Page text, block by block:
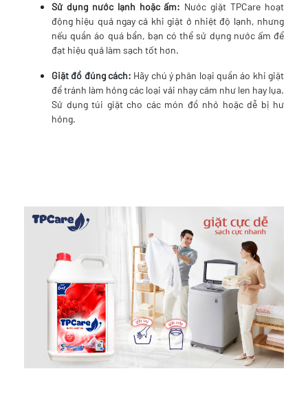
Sử dụng nước lạnh hoặc ấm: Nước giặt TPCare hoạt
động hiệu quả ngay cả khi giặt ở nhiệt độ lạnh, nhưng
nếu quần áo quá bẩn, bạn có thể sử dụng nước ấm để
đạt hiệu quả làm sạch tốt hơn.
Giặt đồ đúng cách: Hãy chú ý phân loại quần áo khi giặt
để tránh làm hỏng các loại vải nhạy cảm như len hay lụa.
Sử dụng túi giặt cho các món đồ nhỏ hoặc dễ bị hư
hỏng.